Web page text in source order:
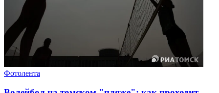
Фотолента